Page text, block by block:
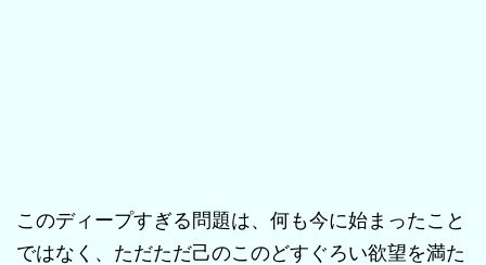
このディープすぎる問題は、何も今に始まったこと
ではなく、ただただ己のこのどすぐろい欲望を満た